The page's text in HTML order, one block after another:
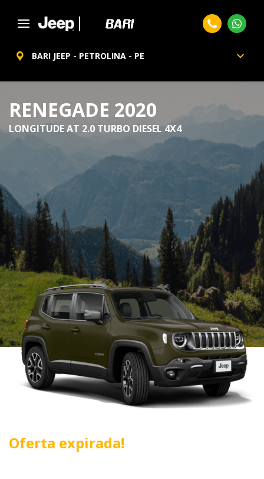
BARI JEEP - PETROLINA - PE
RENEGADE 2020
LONGITUDE AT 2.0 TURBO DIESEL 4X4
Oferta expirada!